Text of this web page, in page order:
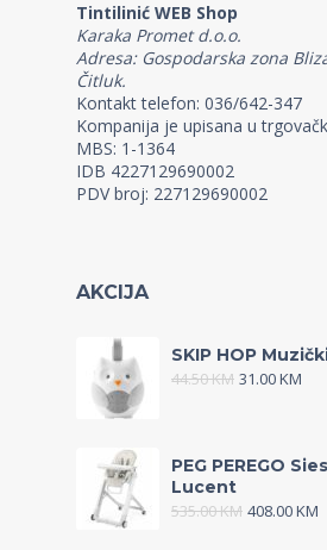
Tintilinić WEB Shop
Karaka Promet d.o.o.
Adresa: Gospodarska zona
Čitluk.
Kontakt telefon: 036/642-347
Kompanija je upisana u
MBS: 1-1364
IDB 4227129690002
PDV broj: 227129690002
AKCIJA
SKIP HOP
44.50KM 31.00KM
PEG PEREGO
Lucent
535.00KM 408.00KM